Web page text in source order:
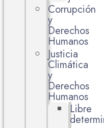
Corrupción
y
Derechos
Humanos
Justicia
Climática
y
Derechos
Humanos
Libre